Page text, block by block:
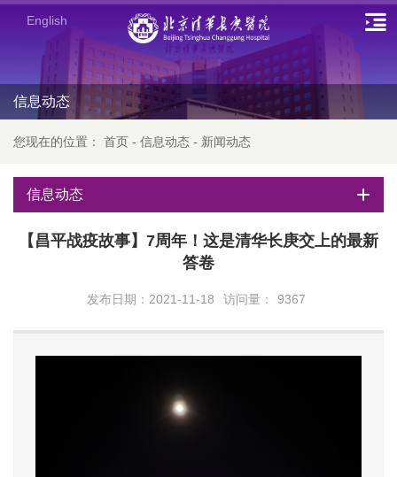
English
信息动态
您现在的位置： 首页 - 信息动态 - 新闻动态
信息动态
【昌平战疫故事】7周年！这是清华长庚交上的最新
答卷
发布日期：2021-11-18 访问量： 9367